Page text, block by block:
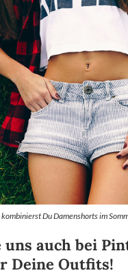
kombinierst Du Damenshorts im
uns auch bei
Deine Outfits!